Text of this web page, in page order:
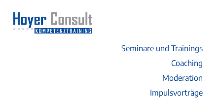
Seminare und Trainings
Coaching
Moderation
Impulsvorträge